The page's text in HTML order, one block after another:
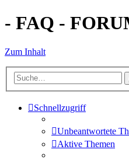
- FAQ -
Zum Inhalt
Schnellzugriff
Unbeantwortete
Aktive Themen